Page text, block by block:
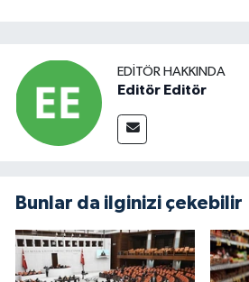
EDITÖR HAKKINDA
Editör Editör
Bunlar da ilginizi çekebilir